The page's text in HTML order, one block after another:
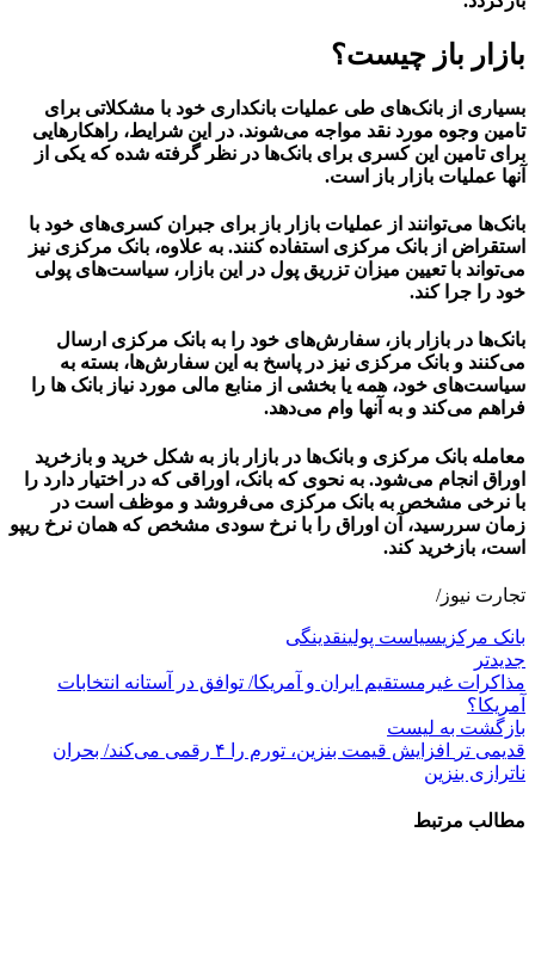
بازار باز چیست؟
بسیاری از بانک‌های طی عملیات بانکداری خود با مشکلاتی برای
تامین وجوه مورد نقد مواجه می‌شوند. در این شرایط، راهکارهایی
برای تامین این کسری برای بانک‌ها در نظر گرفته شده که یکی از
آنها عملیات بازار باز است.
بانک‌‌ها می‌توانند از عملیات بازار باز برای جبران کسری‌های خود با
استقراض از بانک مرکزی استفاده کنند. به علاوه، بانک مرکزی نیز
می‌تواند با تعیین میزان تزریق پول در این بازار، سیاست‌های پولی
خود را جرا کند.
بانک‌ها در بازار باز، سفارش‌های خود را به بانک مرکزی ارسال
می‌کنند و بانک مرکزی نیز در پاسخ به این سفارش‌ها، بسته به
سیاست‌های خود، همه یا بخشی از منابع مالی مورد نیاز بانک‌ ها را
فراهم می‌کند و به آنها وام می‌دهد.
معامله بانک مرکزی و بانک‌ها در بازار باز به شکل خرید و بازخرید
اوراق انجام می‌شود. به نحوی که بانک، اوراقی که در اختیار دارد را
با نرخی مشخص به بانک مرکزی می‌فروشد و موظف است در
زمان سررسید، آن اوراق را با نرخ سودی مشخص که همان نرخ ریپو
است، بازخرید کند.
تجارت نیوز/
بانک مرکزیسیاست پولینقدینگی
جدیدتر
مذاکرات غیرمستقیم ایران و آمریکا/ توافق در آستانه انتخابات
آمریکا؟
بازگشت به لیست
قدیمی تر
افزایش قیمت بنزین، تورم را ۴ رقمی می‌کند/ بحران
ناترازی بنزین
مطالب مرتبط